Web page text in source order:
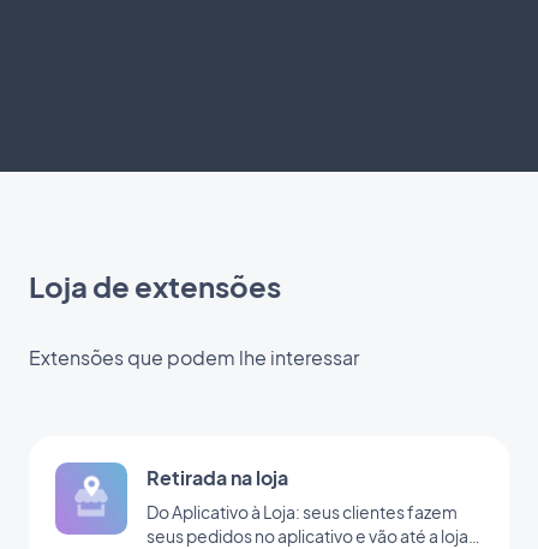
Loja de extensões
Extensões que podem lhe interessar
Retirada na loja
Do Aplicativo à Loja: seus clientes fazem
seus pedidos no aplicativo e vão até a loja